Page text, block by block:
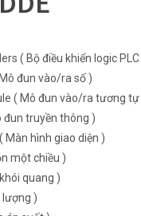
( Bộ điều khiển logic
đun vào/ra số )
( Mô đun vào/ra tương tự
truyền thông )
hình giao diện )
một chiều )
quang )
lượng )